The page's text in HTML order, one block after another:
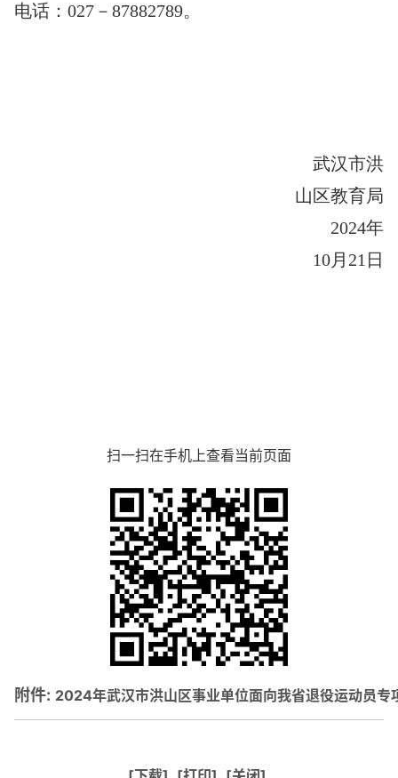
电话： 027 － 87882789。
武汉市洪
山区教育局
2024年
10月 21 日
扫一扫在手机上查看当前页面
附件: 2024年武汉市洪山区事业单位面向我省退役运动员